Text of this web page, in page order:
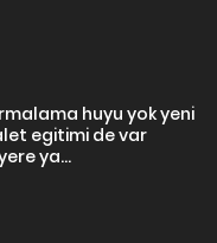
huyu yok yeni
egitimi de var
ya...